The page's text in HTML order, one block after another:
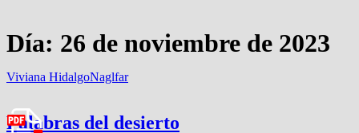
Día: 26 de noviembre de 2023
Viviana HidalgoNaglfar
Palabras del desierto